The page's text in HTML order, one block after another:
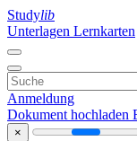
Studylib
Unterlagen Lernkarten
Anmeldung
Dokument hochladen
×